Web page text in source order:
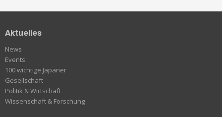
Aktuelles
News
Events
100 wichtige Japaner
Gesellschaft
Politik & Wirtschaft
Wissenschaft & Forschung